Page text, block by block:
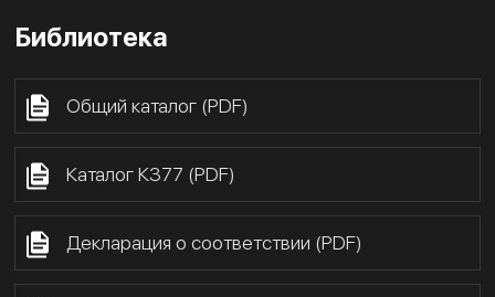
Библиотека
Общий каталог (PDF)
Каталог К377 (PDF)
Декларация о соответствии (PDF)